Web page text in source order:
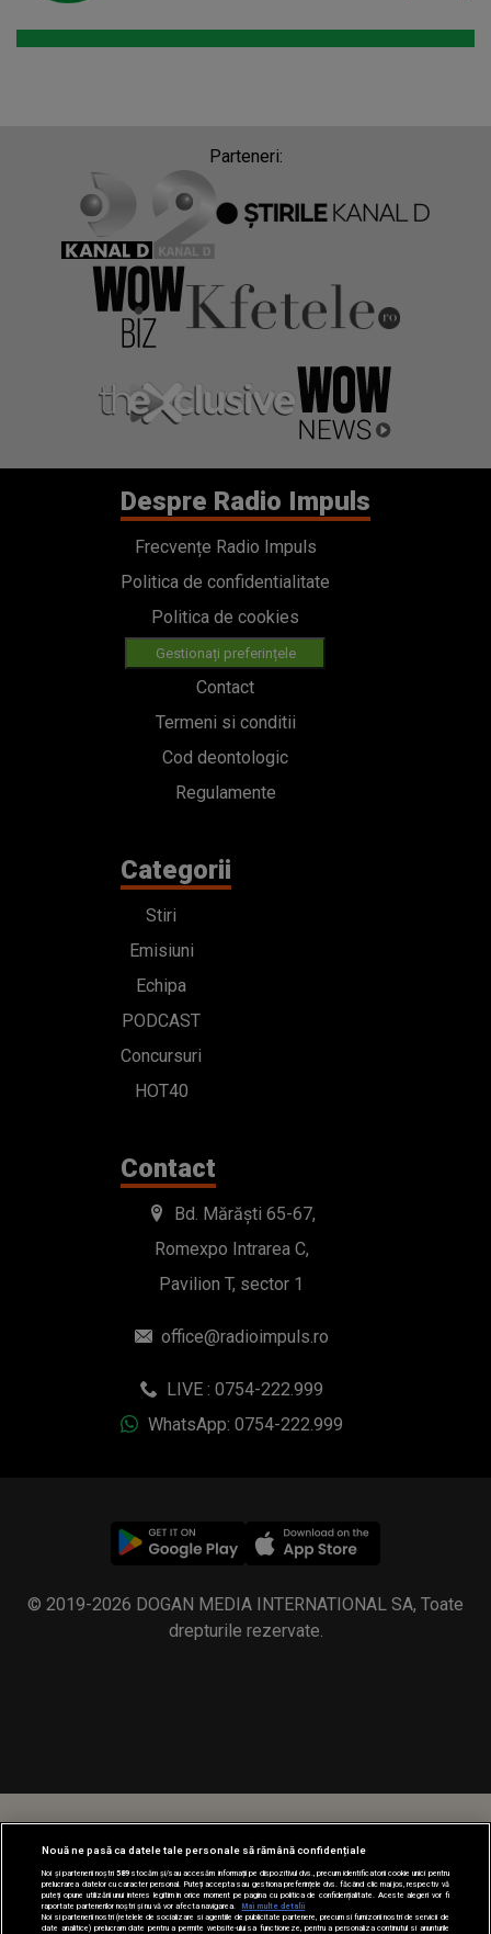
Parteneri:
Despre Radio Impuls
Frecvențe Radio Impuls
Politica de confidentialitate
Politica de cookies
Gestionați preferințele
Contact
Termeni si conditii
Cod deontologic
Regulamente
Categorii
Stiri
Emisiuni
Echipa
PODCAST
Concursuri
HOT40
Contact
Bd. Mărăști 65-67,
Romexpo Intrarea C,
Pavilion T, sector 1
office@radioimpuls.ro
LIVE : 0754-222.999
WhatsApp: 0754-222.999
© 2019-2026 DOGAN MEDIA INTERNATIONAL SA, Toate
drepturile rezervate.
Nouă ne pasă ca datele tale personale să rămână confidențiale
Noi și partenerii noștri589stocăm și/sau accesăm informații pe dispozitivul dvs., precum identificatorii cookie unici pentru
prelucrarea datelor cu caracter personal. Puteți accepta sau gestiona preferințele dvs. făcând clic mai jos, respectiv vă
puteți opune utilizării unui interes legitim în orice moment pe pagina cu politica de confidențialitate. Aceste alegeri vor fi
raportate partenerilor noștri și nu vă vor afecta navigarea.
Mai multe detalii
Noi si partenerii nostri (retelele de socializare si agentiile de publicitate partenere, precum si furnizorii nostri de servicii de
date analitice) prelucram date pentru a permite website-ului sa functioneze, pentru a personaliza continutul si anunturile